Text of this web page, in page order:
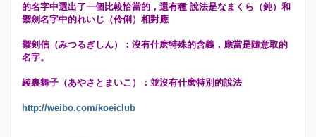
的名字中選出了一個比較恰當的，還有種 說法是なまくら（鈍）和
禦劍名字中的れいじ（伶俐）相對應
禦剣信（みつるぎしん）：沒有什麽特殊的含義，應當是隨意取的
名字。
綾裏舞子（あやさとまいこ）：並沒有什麽特別的說法
http://weibo.com/koeiclub